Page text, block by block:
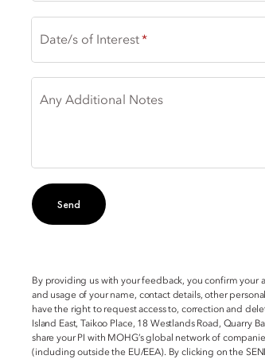
Date/s of Interest
Any Additional Notes
Send
By providing us with your feedback, you confirm your
and usage of your name, contact details, other
have the right to request access to, correction and
Island East, Taikoo Place, 18 Westlands Road,
share your PI with MOHG’s global network of
(including outside the EU/EEA). By clicking on the